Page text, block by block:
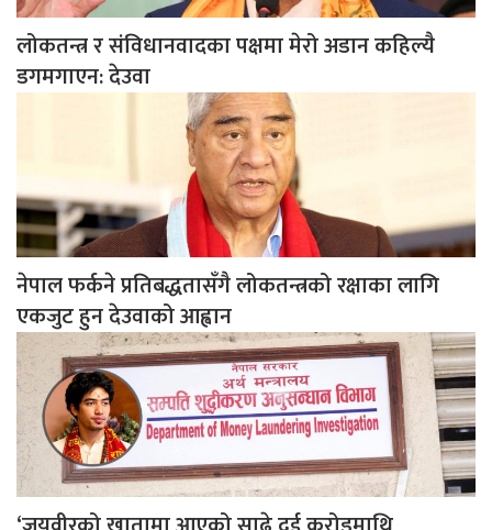
लोकतन्त्र र संविधानवादका पक्षमा मेरो अडान कहिल्यै
डगमगाएन: देउवा
नेपाल फर्कने प्रतिबद्धतासँगै लोकतन्त्रको रक्षाका लागि
एकजुट हुन देउवाको आह्वान